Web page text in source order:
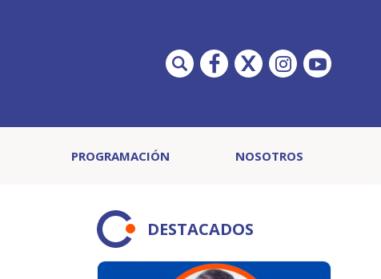
PROGRAMACIÓN NOSOTROS
DESTACADOS